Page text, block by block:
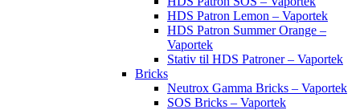
HDS Patron Lemon – Vaportek
HDS Patron Summer Orange –
Vaportek
Stativ til HDS Patroner – Vaportek
Bricks
Neutrox Gamma Bricks – Vaportek
SOS Bricks – Vaportek